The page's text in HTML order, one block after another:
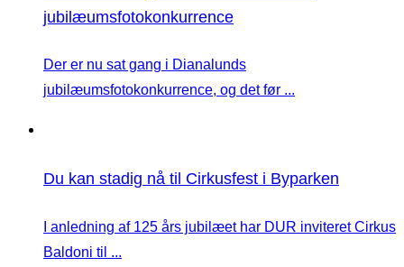
jubilæumsfotokonkurrence
Der er nu sat gang i Dianalunds
jubilæumsfotokonkurrence, og det før ...
Du kan stadig nå til Cirkusfest i Byparken
I anledning af 125 års jubilæet har DUR inviteret Cirkus
Baldoni til ...